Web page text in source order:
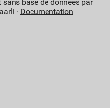
base de données par
· Documentation